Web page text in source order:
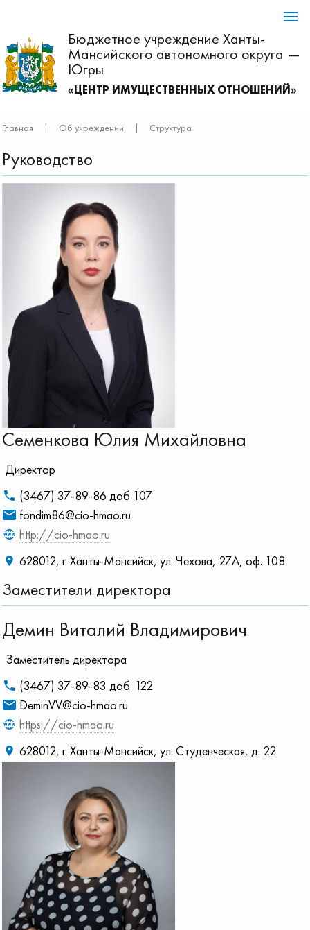
Бюджетное учреждение Ханты-
Мансийского автономного округа —
Югры
«ЦЕНТР ИМУЩЕСТВЕННЫХ ОТНОШЕНИЙ»
Главная | Об учреждении | Структура
Руководство
Семенкова Юлия Михайловна
Директор
(3467) 37-89-86 доб 107
fondim86@cio-hmao.ru
http://cio-hmao.ru
628012, г. Ханты-Мансийск, ул. Чехова, 27А, оф. 108
Заместители директора
Демин Виталий Владимирович
Заместитель директора
(3467) 37-89-83 доб. 122
DeminVV@cio-hmao.ru
https://cio-hmao.ru
628012, г. Ханты-Мансийск, ул. Студенческая, д. 22